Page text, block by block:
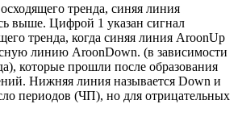
тренда, синяя линия
выше. Цифрой 1 указан сигнал
тренда, когда синяя линия AroonUp
линию AroonDown. (в зависимости
которые прошли после образования
Нижняя линия называется Down и
периодов (ЧП), но для отрицательных